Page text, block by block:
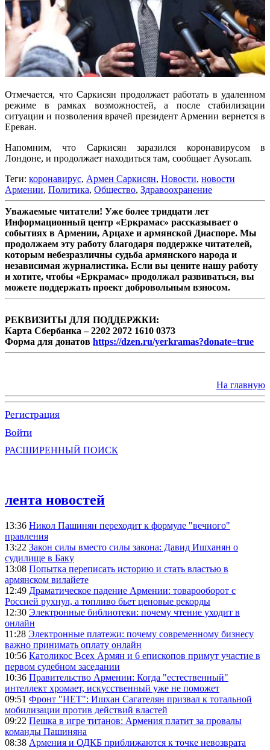
Отмечается, что Саркисян продолжает работать в удаленном
режиме в рамках возможностей, а после стабилизации
ситуации и позволения врачей президент Армении вернется в
Ереван.
Напомним, что Саркисян заразился коронавирусом в
Лондоне, и продолжает находиться там, сообщает Aysor.am.
Теги: коронавирус, Армен Саркисян, Новости, новости
Армении, Политика, Общество, Здравоохранение
Уважаемые читатели! Уже более тридцати лет
Информационный центр «Еркрамас» рассказывает о
событиях в Армении, Арцахе и армянской Диаспоре. Мы
продолжаем эту работу благодаря поддержке читателей,
которым небезразличны судьба армянского народа и
независимая журналистика. Если вы цените нашу работу
и хотите, чтобы «Еркрамас» продолжал развиваться, вы
можете поддержать проект добровольным взносом.
РЕКВИЗИТЫ ДЛЯ ПОДДЕРЖКИ:
Карта Сбербанка – 2202 2072 1610 0373
Форма для донатов https://dzen.ru/yerkramas?donate=true
На главную
Регистрация
Войти
РАСШИРЕННЫЙ ПОИСК
лента новостей
13:36 Никол Пашинян переходит к формуле "вечного"
правления
13:22 Закон силы вместо силы закона: Давид Ишханян о
судилище в Баку
13:08 Попытка переписать историю и стать властью в
армянском вилайете
12:49 Драматическое падение Армении: товарооборот с
Россией рухнул, а топливо бьет ценовые рекорды
12:30 Электронные библиотеки: почему чтение уходит в
онлайн
11:28 Электронные платежи: почему современному бизнесу
важно принимать оплату онлайн
10:56 Католикос Всех Армян и 6 епископов примут участие в
первом судебном заседании
10:36 Правительство Армении: Когда "естественный"
интеллект хромает, искусственный уже не поможет
09:51 Фронт "НЕТ": Ишхан Сагателян призвал к тотальной
мобилизации против действий властей
09:22 Пешка в игре титанов: Армения платит за провалы
команды Пашиняна
08:38 Армения и ОДКБ приближаются к точке невозврата